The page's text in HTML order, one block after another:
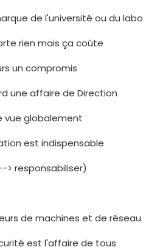
de l'université ou du labo
rien mais ça coûte
un compromis
une affaire de Direction
vue globalement
est indispensable
> responsabiliser)
de machines et de réseau
est l'affaire de tous